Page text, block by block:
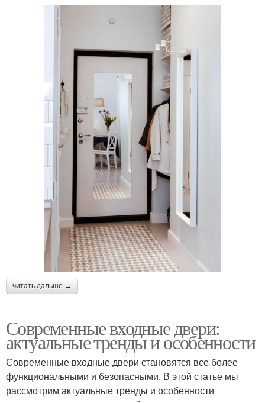
читать дальше →
Современные входные двери:
актуальные тренды и особенности
Современные входные двери становятся все более
функциональными и безопасными. В этой статье мы
рассмотрим актуальные тренды и особенности